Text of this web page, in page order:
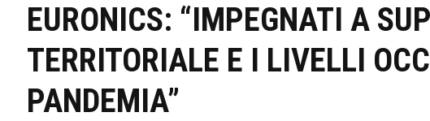
EURONICS: “IMPEGNATI A
TERRITORIALE E I LIVELLI
PANDEMIA”